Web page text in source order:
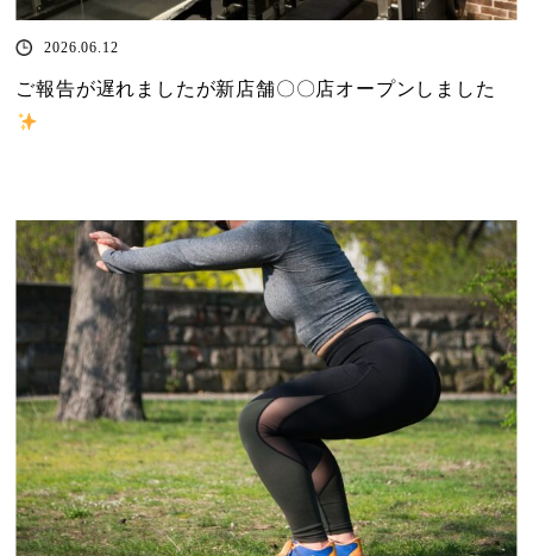
2026.06.12
ご報告が遅れましたが新店舗〇〇店オープンしました